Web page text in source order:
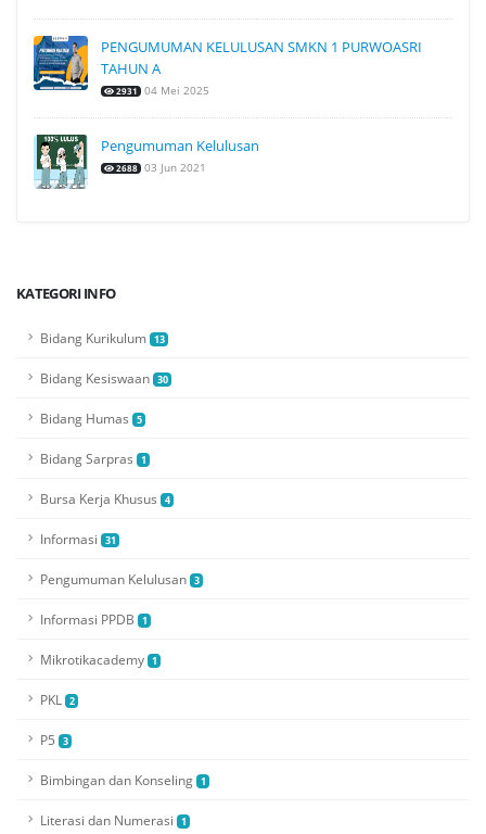
PENGUMUMAN KELULUSAN SMKN 1 PURWOASRI
TAHUN A
2931 04 Mei 2025
Pengumuman Kelulusan
2688 03 Jun 2021
KATEGORI INFO
Bidang Kurikulum 13
Bidang Kesiswaan 30
Bidang Humas 5
Bidang Sarpras 1
Bursa Kerja Khusus 4
Informasi 31
Pengumuman Kelulusan 3
Informasi PPDB 1
Mikrotikacademy 1
PKL 2
P5 3
Bimbingan dan Konseling 1
Literasi dan Numerasi 1